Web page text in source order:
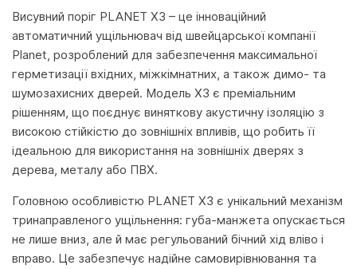
Висувний поріг PLANET X3 – це інноваційний
автоматичний ущільнювач від швейцарської компанії
Planet, розроблений для забезпечення максимальної
герметизації вхідних, міжкімнатних, а також димо- та
шумозахисних дверей. Модель X3 є преміальним
рішенням, що поєднує виняткову акустичну ізоляцію з
високою стійкістю до зовнішніх впливів, що робить її
ідеальною для використання на зовнішніх дверях з
дерева, металу або ПВХ.
Головною особливістю PLANET X3 є унікальний механізм
тринаправленого ущільнення: губа-манжета опускається
не лише вниз, але й має регульований бічний хід вліво і
вправо. Це забезпечує надійне самовирівнювання та